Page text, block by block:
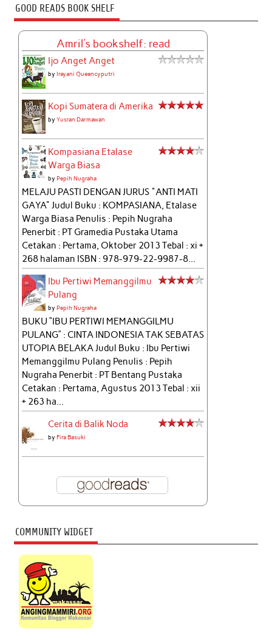
GOOD READS BOOK SHELF
Amril's bookshelf: read
Ijo Anget Anget
byIrayani Queencyputri
Kopi Sumatera di Amerika
byYusran Darmawan
Kompasiana Etalase
Warga Biasa
byPepih Nugraha
MELAJU PASTI DENGAN JURUS "ANTI MATI
GAYA" Judul Buku : KOMPASIANA, Etalase
Warga Biasa Penulis : Pepih Nugraha
Penerbit : PT Gramedia Pustaka Utama
Cetakan : Pertama, Oktober 2013 Tebal : xi +
268 halaman ISBN : 978-979-22-9987-8...
Ibu Pertiwi Memanggilmu
Pulang
byPepih Nugraha
BUKU “IBU PERTIWI MEMANGGILMU
PULANG” : CINTA INDONESIA TAK SEBATAS
UTOPIA BELAKA Judul Buku : Ibu Pertiwi
Memanggilmu Pulang Penulis : Pepih
Nugraha Penerbit : PT Bentang Pustaka
Cetakan : Pertama, Agustus 2013 Tebal : xii
+ 263 ha...
Cerita di Balik Noda
byFira Basuki
COMMUNITY WIDGET